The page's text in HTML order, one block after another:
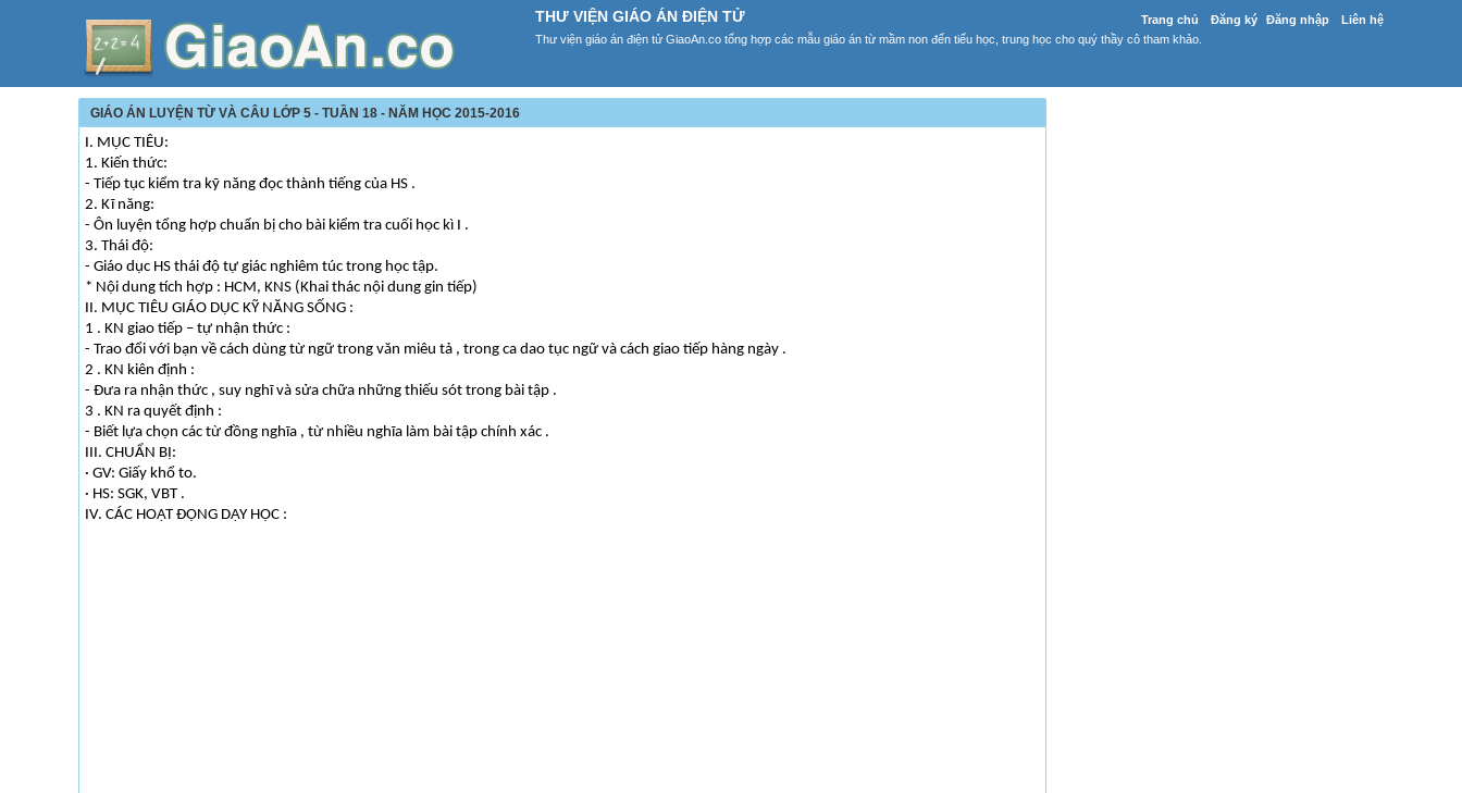
Trang chủ Đăng ký Đăng nhập Liên hệ
THƯ VIỆN GIÁO ÁN ĐIỆN TỬ
Thư viện giáo án điện tử GiaoAn.co tổng hợp các mẫu giáo án từ mầm non đến tiểu học, trung học cho quý thầy cô tham khảo.
GIÁO ÁN LUYỆN TỪ VÀ CÂU LỚP 5 - TUẦN 18 - NĂM HỌC 2015-2016
I. MỤC TIÊU:
1. Kiến thức:
- Tiếp tục kiểm tra kỹ năng đọc thành tiếng của HS .
2. Kĩ năng:
- Ôn luyện tổng hợp chuẩn bị cho bài kiểm tra cuối học kì I .
3. Thái độ:
- Giáo dục HS thái độ tự giác nghiêm túc trong học tập.
* Nội dung tích hợp : HCM, KNS (Khai thác nội dung gin tiếp)
II. MỤC TIÊU GIÁO DỤC KỸ NĂNG SỐNG :
1 . KN giao tiếp – tự nhận thức :
- Trao đổi với bạn về cách dùng từ ngữ trong văn miêu tả , trong ca dao tục ngữ và cách giao tiếp hàng ngày .
2 . KN kiên định :
- Đưa ra nhận thức , suy nghĩ và sửa chữa những thiếu sót trong bài tập .
3 . KN ra quyết định :
- Biết lựa chọn các từ đồng nghĩa , từ nhiều nghĩa làm bài tập chính xác .
III. CHUẨN BỊ:
· GV: Giấy khổ to.
· HS: SGK, VBT .
IV. CÁC HOẠT ĐỘNG DẠY HỌC :